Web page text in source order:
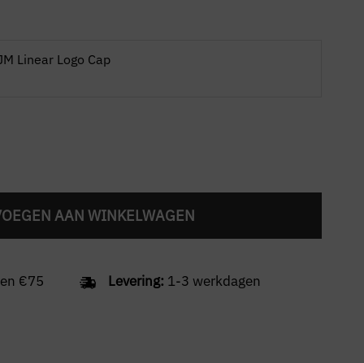
Linear Logo Cap
AAN WINKELWAGEN
€75 Levering: 1-3 werkdagen